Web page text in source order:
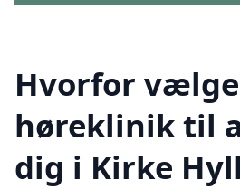
Hvorfor
høreklinik til
dig i Kirke